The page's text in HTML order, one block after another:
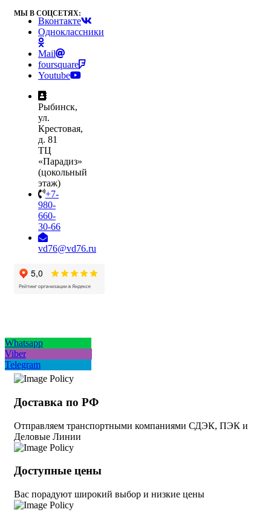
МЫ В СОЦСЕТЯХ:
Вконтакте
Одноклассники
Mail
foursquare
Youtube
Рыбинск,
ул.
Крестовая,
д. 81
ТЦ
«Парадиз»
(цокольный
этаж)
+7-
980-
660-
30-66
vd76@vd76.ru
Whatsapp
Viber
Telegram
Доставка по РФ
Отправляем транспортными компаниями СДЭК, ПЭК и
Деловые Линии
Доступные цены
Вас порадуют широкий выбор и низкие цены